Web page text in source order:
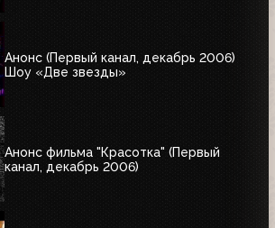
Анонс (Первый канал, декабрь 2006)
Шоу «Две звезды»
Анонс фильма "Красотка" (Первый
канал, декабрь 2006)